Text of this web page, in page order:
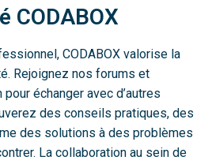
CODABOX
CODABOX valorise la
Rejoignez nos forums et
échanger avec d’autres
des conseils pratiques, des
des solutions à des problèmes
La collaboration au sein de